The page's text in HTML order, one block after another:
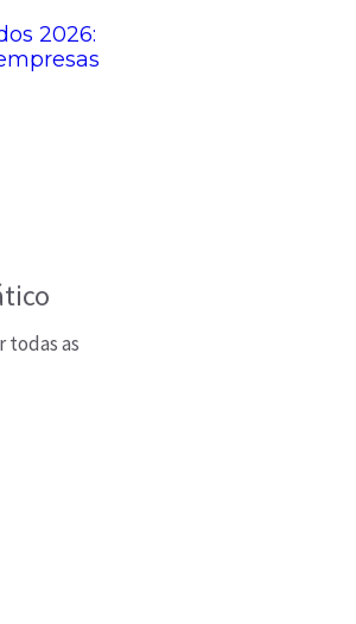
2026:
todas as